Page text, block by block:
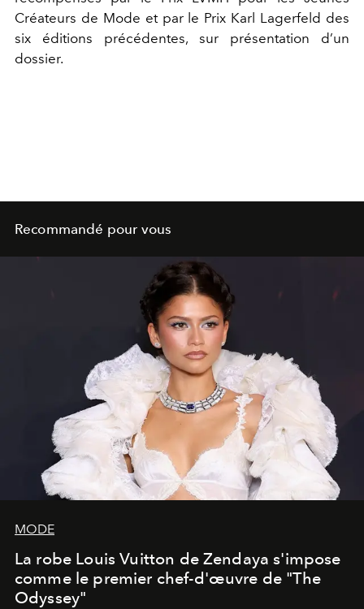
Créateurs de Mode et par le Prix Karl Lagerfeld des
six éditions précédentes, sur présentation d’un
dossier.
Recommandé pour vous
MODE
La robe Louis Vuitton de Zendaya s'impose
comme le premier chef-d'œuvre de "The
Odyssey"